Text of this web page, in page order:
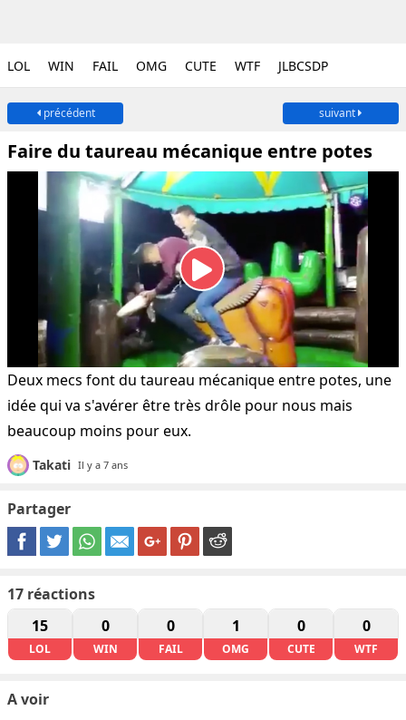
LOL WIN FAIL OMG CUTE WTF JLBCSDP
précédent suivant
Faire du taureau mécanique entre potes
Deux mecs font du taureau mécanique entre potes, une
idée qui va s'avérer être très drôle pour nous mais
beaucoup moins pour eux.
Takati Il y a 7 ans
Partager
17 réactions
15
LOL
0
WIN
0
FAIL
1
OMG
0
CUTE
0
WTF
A voir